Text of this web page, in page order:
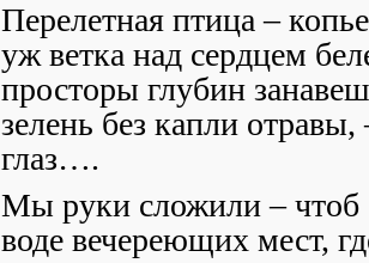
Перелетная птица –
уж ветка над сердцем
просторы глубин
зелень без капли
глаз….
Мы руки сложили – чтоб
воде вечереющих мест,